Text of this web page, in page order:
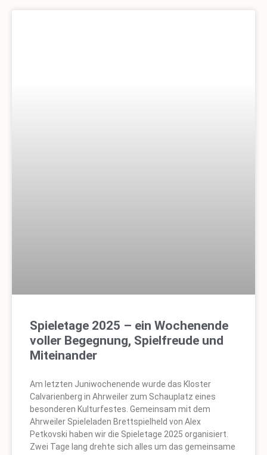
Spieletage 2025 – ein Wochenende
voller Begegnung, Spielfreude und
Miteinander
Am letzten Juniwochenende wurde das Kloster
Calvarienberg in Ahrweiler zum Schauplatz eines
besonderen Kulturfestes. Gemeinsam mit dem
Ahrweiler Spieleladen Brettspielheld von Alex
Petkovski haben wir die Spieletage 2025 organisiert.
Zwei Tage lang drehte sich alles um das gemeinsame